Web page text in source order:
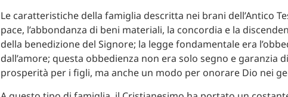
Le caratteristiche della famiglia descritta nei brani dell’Antico
pace, l’abbondanza di beni materiali, la concordia e la
della benedizione del Signore; la legge fondamentale era
dall’amore; questa obbedienza non era solo segno e garanzia
prosperità per i figli, ma anche un modo per onorare Dio nei